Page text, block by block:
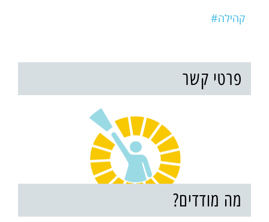
קהילה#
פרטי קשר
מה מודדים?